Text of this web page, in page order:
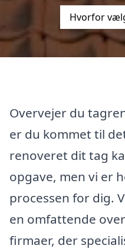
Hvorfor
Overvejer du
er du kommet til
renoveret dit tag
opgave, men vi er
processen for dig.
en omfattende
firmaer, der